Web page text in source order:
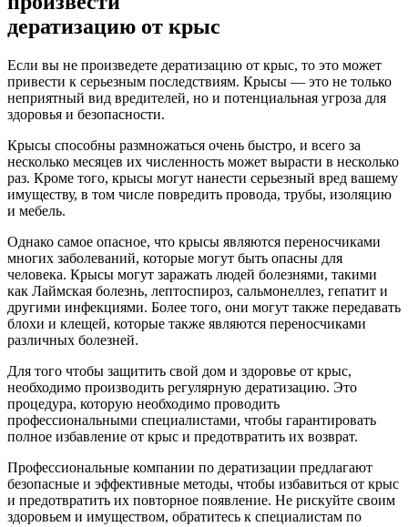
дератизацию от крыс
Если вы не произведете дератизацию от крыс, то это может
привести к серьезным последствиям. Крысы — это не только
неприятный вид вредителей, но и потенциальная угроза для
здоровья и безопасности.
Крысы способны размножаться очень быстро, и всего за
несколько месяцев их численность может вырасти в несколько
раз. Кроме того, крысы могут нанести серьезный вред вашему
имуществу, в том числе повредить провода, трубы, изоляцию
и мебель.
Однако самое опасное, что крысы являются переносчиками
многих заболеваний, которые могут быть опасны для
человека. Крысы могут заражать людей болезнями, такими
как Лаймская болезнь, лептоспироз, сальмонеллез, гепатит и
другими инфекциями. Более того, они могут также передавать
блохи и клещей, которые также являются переносчиками
различных болезней.
Для того чтобы защитить свой дом и здоровье от крыс,
необходимо производить регулярную дератизацию. Это
процедура, которую необходимо проводить
профессиональными специалистами, чтобы гарантировать
полное избавление от крыс и предотвратить их возврат.
Профессиональные компании по дератизации предлагают
безопасные и эффективные методы, чтобы избавиться от крыс
и предотвратить их повторное появление. Не рискуйте своим
здоровьем и имуществом, обратитесь к специалистам по